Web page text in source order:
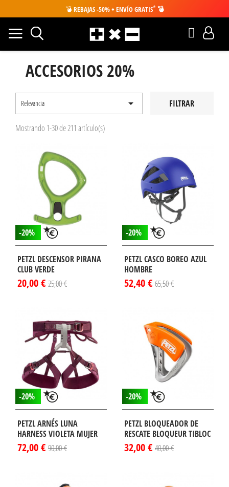
💣 REBAJAS -50% + ENVÍO GRATIS* 💣
ACCESORIOS 20%
Relevancia  FILTRAR
Mostrando 1-30 de 211 artículo(s)
-20%
PETZL DESCENSOR PIRANA
CLUB VERDE
20,00 € 25,00 €
-20%
PETZL CASCO BOREO AZUL
HOMBRE
52,40 € 65,50 €
-20%
PETZL ARNÉS LUNA
HARNESS VIOLETA MUJER
72,00 € 90,00 €
-20%
PETZL BLOQUEADOR DE
RESCATE BLOQUEUR TIBLOC
32,00 € 40,00 €